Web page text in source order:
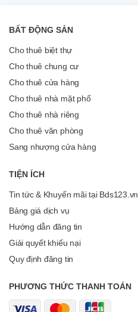
BẤT ĐỘNG SẢN
Cho thuê biệt thự
Cho thuê chung cư
Cho thuê cửa hàng
Cho thuê nhà mặt phố
Cho thuê nhà riêng
Cho thuê văn phòng
Sang nhượng cửa hàng
TIỆN ÍCH
Tin tức & Khuyến mãi tại Bds123.vn
Bảng giá dịch vụ
Hướng dẫn đăng tin
Giải quyết khiếu nại
Quy định đăng tin
PHƯƠNG THỨC THANH TOÁN